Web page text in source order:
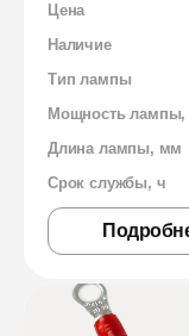
Цена
Наличие
Тип лампы
Мощность лампы,
Длина лампы, мм
Срок службы, ч